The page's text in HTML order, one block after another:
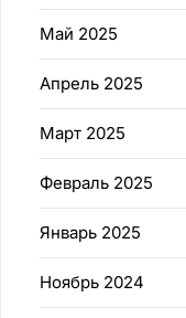
Май 2025
Апрель 2025
Март 2025
Февраль 2025
Январь 2025
Ноябрь 2024